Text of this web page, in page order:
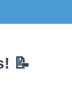
📝